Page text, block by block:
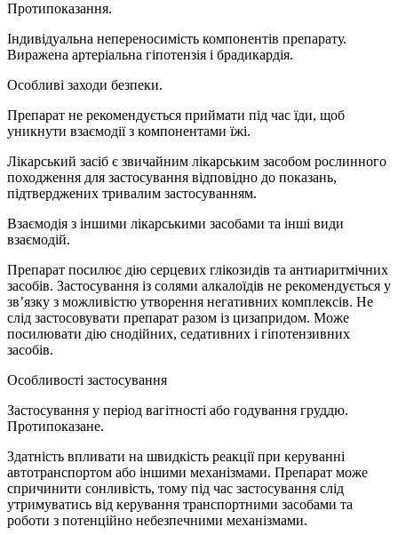
Протипоказання.
Індивідуальна непереносимість компонентів препарату.
Виражена артеріальна гіпотензія і брадикардія.
Особливі заходи безпеки.
Препарат не рекомендується приймати під час їди, щоб
уникнути взаємодії з компонентами їжі.
Лікарський засіб є звичайним лікарським засобом рослинного
походження для застосування відповідно до показань,
підтверджених тривалим застосуванням.
Взаємодія з іншими лікарськими засобами та інші види
взаємодій.
Препарат посилює дію серцевих глікозидів та антиаритмічних
засобів. Застосування із солями алкалоїдів не рекомендується у
зв’язку з можливістю утворення негативних комплексів. Не
слід застосовувати препарат разом із цизапридом. Може
посилювати дію снодійних, седативних і гіпотензивних
засобів.
Особливості застосування
Застосування у період вагітності або годування груддю.
Протипоказане.
Здатність впливати на швидкість реакції при керуванні
автотранспортом або іншими механізмами. Препарат може
спричинити сонливість, тому під час застосування слід
утримуватись від керування транспортними засобами та
роботи з потенційно небезпечними механізмами.